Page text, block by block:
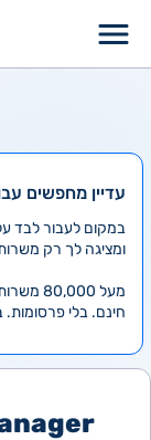
עדיין מחפשים
ומציגה לך רק
מעל 80,000 משרות • 4,000 חדשות ביום
חינם. בלי פרסומות.